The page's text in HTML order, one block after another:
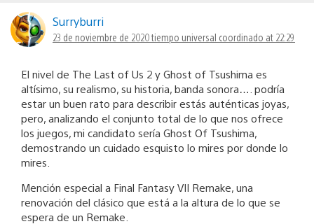
Surryburri
23 de noviembre de 2020 tiempo universal coordinado at 22:29
El nivel de The Last of Us 2 y Ghost of Tsushima es
altísimo, su realismo, su historia, banda sonora…. podría
estar un buen rato para describir estás auténticas joyas,
pero, analizando el conjunto total de lo que nos ofrece
los juegos, mi candidato sería Ghost Of Tsushima,
demostrando un cuidado esquisto lo mires por donde lo
mires.
Mención especial a Final Fantasy VII Remake, una
renovación del clásico que está a la altura de lo que se
espera de un Remake.